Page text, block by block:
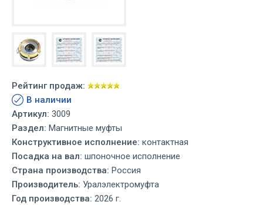
Рейтинг продаж:
В наличии
Артикул: 3009
Раздел: Магнитные муфты
Конструктивное исполнение: контактная
Посадка на вал: шпоночное исполнение
Страна производства: Россия
Производитель: Уралэлектромуфта
Год производства: 2026 г.